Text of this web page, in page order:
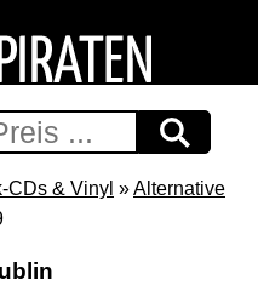
CDs & Vinyl »Alternative